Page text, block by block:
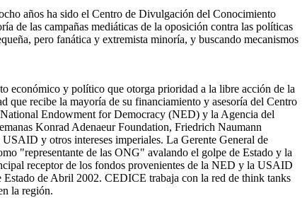
años ha sido el Centro de Divulgación del Conocimiento
de las campañas mediáticas de la oposición contra las políticas
pero fanática y extremista minoría, y buscando mecanismos
económico y político que otorga prioridad a la libre acción de la
que recibe la mayoría de su financiamiento y asesoría del Centro
Endowment for Democracy (NED) y la Agencia del
Konrad Adenaeur Foundation, Friedrich Naumann
y otros intereses imperiales. La Gerente General de
"representante de las ONG" avalando el golpe de Estado y la
receptor de los fondos provenientes de la NED y la USAID
de Abril 2002. CEDICE trabaja con la red de think tanks
la región.